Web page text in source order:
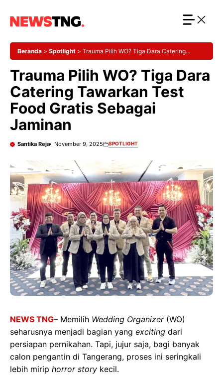
Beranda > Spotlight > Trauma Pilih WO? Tiga Dara Catering
Trauma Pilih WO? Tiga Dara
Catering Tawarkan Test
Food Gratis Sebagai
Jaminan
Santika Reja November 9, 2025 SPOTLIGHT
NEWS TNG– Memilih Wedding Organizer(WO)
seharusnya menjadi bagian yang exciting dari
persiapan pernikahan. Tapi, jujur saja, bagi banyak
calon pengantin di Tangerang, proses ini seringkali
lebih mirip horror story kecil.